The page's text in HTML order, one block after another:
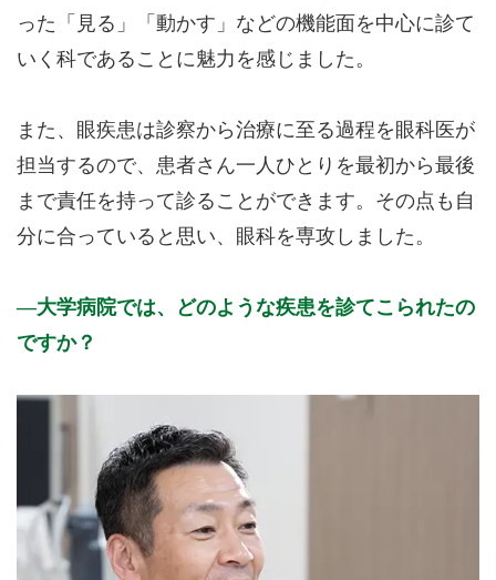
った「見る」「動かす」などの機能面を中心に診て
いく科であることに魅力を感じました。
また、眼疾患は診察から治療に至る過程を眼科医が
担当するので、患者さん一人ひとりを最初から最後
まで責任を持って診ることができます。その点も自
分に合っていると思い、眼科を専攻しました。
大学病院では、どのような疾患を診てこられたの
ですか？